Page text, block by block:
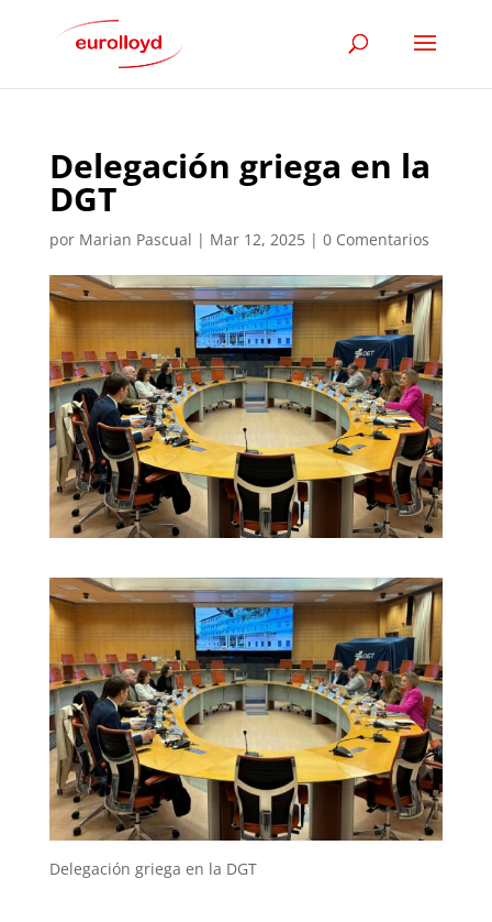
Delegación griega en la
DGT
por Marian Pascual | Mar 12, 2025| 0 Comentarios
Delegación griega en la DGT